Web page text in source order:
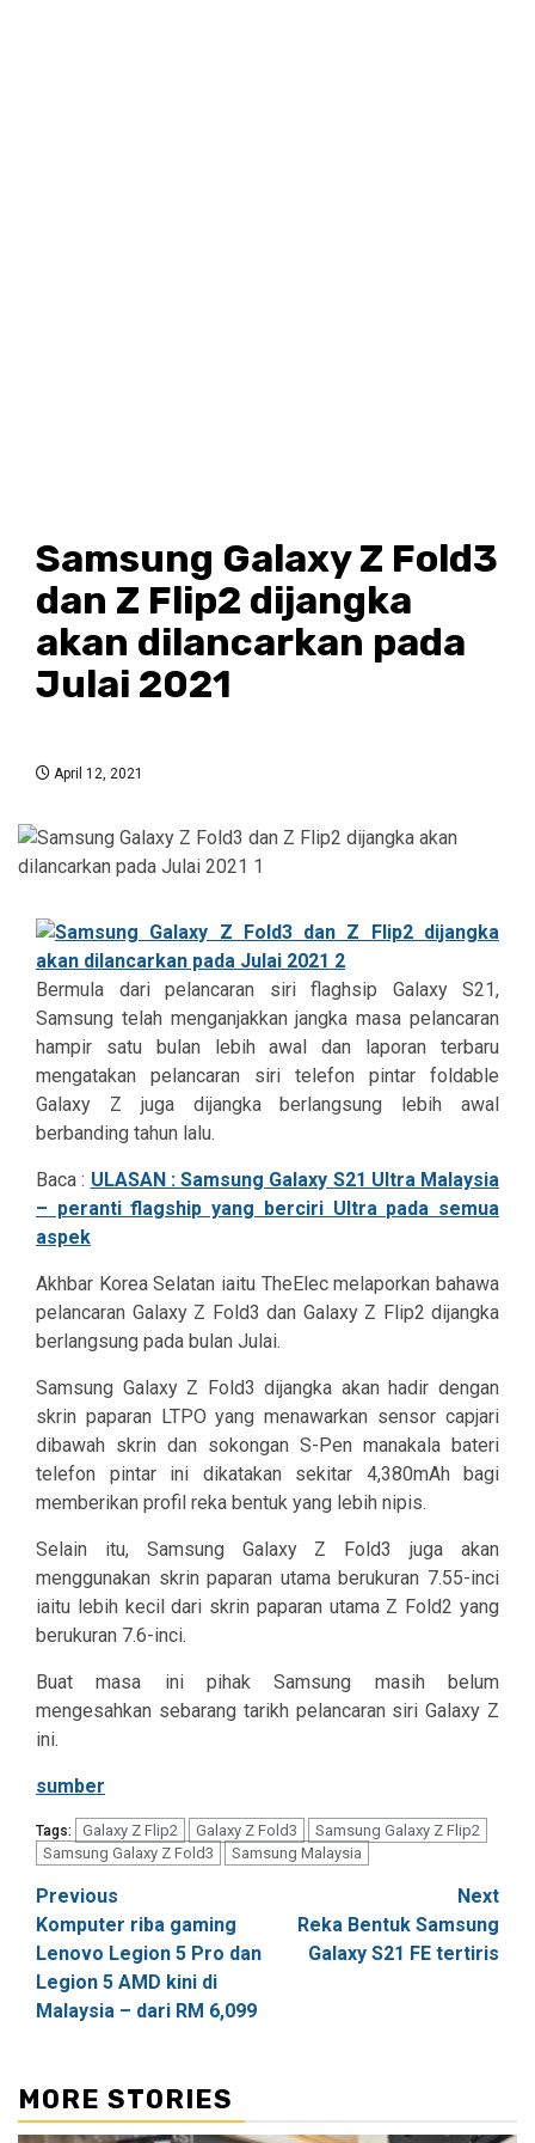
Samsung Galaxy Z Fold3
dan Z Flip2 dijangka
akan dilancarkan pada
Julai 2021
April 12, 2021
Bermula dari pelancaran siri flaghsip Galaxy S21,
Samsung telah menganjakkan jangka masa pelancaran
hampir satu bulan lebih awal dan laporan terbaru
mengatakan pelancaran siri telefon pintar foldable
Galaxy Z juga dijangka berlangsung lebih awal
berbanding tahun lalu.
Baca : ULASAN : Samsung Galaxy S21 Ultra Malaysia
– peranti flagship yang berciri Ultra pada semua
aspek
Akhbar Korea Selatan iaitu TheElec melaporkan bahawa
pelancaran Galaxy Z Fold3 dan Galaxy Z Flip2 dijangka
berlangsung pada bulan Julai.
Samsung Galaxy Z Fold3 dijangka akan hadir dengan
skrin paparan LTPO yang menawarkan sensor capjari
dibawah skrin dan sokongan S-Pen manakala bateri
telefon pintar ini dikatakan sekitar 4,380mAh bagi
memberikan profil reka bentuk yang lebih nipis.
Selain itu, Samsung Galaxy Z Fold3 juga akan
menggunakan skrin paparan utama berukuran 7.55-inci
iaitu lebih kecil dari skrin paparan utama Z Fold2 yang
berukuran 7.6-inci.
Buat masa ini pihak Samsung masih belum
mengesahkan sebarang tarikh pelancaran siri Galaxy Z
ini.
sumber
Tags: Galaxy Z Flip2 Galaxy Z Fold3
Samsung Galaxy Z Flip2
Samsung Galaxy Z Fold3
Samsung Malaysia
Post
navigation
Previous
Komputer riba gaming
Lenovo Legion 5 Pro dan
Legion 5 AMD kini di
Malaysia – dari RM 6,099
Next
Reka Bentuk Samsung
Galaxy S21 FE tertiris
MORE STORIES